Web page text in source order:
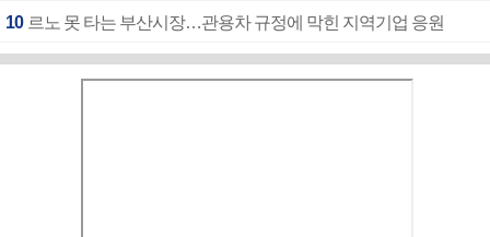
10 르노 못 타는 부산시장…관용차 규정에 막힌 지역기업 응원